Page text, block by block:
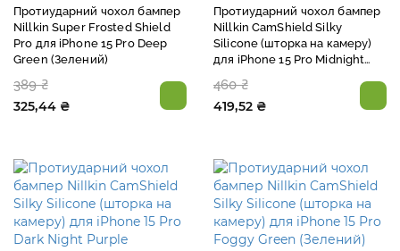
Протиударний чохол бампер
Nillkin Super Frosted Shield
Pro для iPhone 15 Pro Deep
Green (Зелений)
389 ₴
325,44 ₴
Протиударний чохол бампер
Nillkin CamShield Silky
Silicone (шторка на камеру)
для iPhone 15 Pro Midnight
460 ₴
419,52 ₴